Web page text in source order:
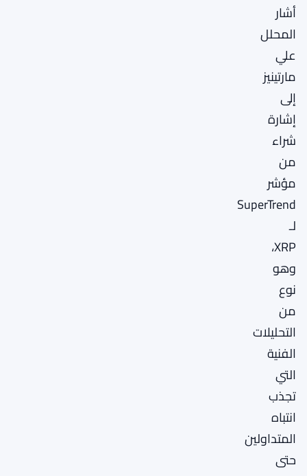
أشار
المحلل
علي
مارتينيز
إلى
إشارة
شراء
من
مؤشر
SuperTrend
لـ
XRP،
وهو
نوع
من
التحليلات
الفنية
التي
تجذب
انتباه
المتداولين
حتى